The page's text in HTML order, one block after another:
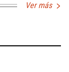
Ver más